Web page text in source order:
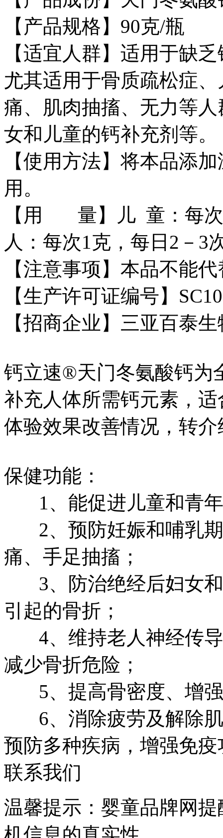
【产品规格】90克/瓶
【适宜人群】适用于缺
尤其适用于骨质疏松症
痛、肌肉抽搐、无力等
女和儿童的钙补充剂等。
【使用方法】将本品添
用。
【用 量】儿 童：每次
人：每次1克，每日2－3
【注意事项】本品不能
【生产许可证编号】
【招商企业】三亚百泰
钙立速®天门冬氨酸钙为
补充人体所需钙元素，
体验效果改善情况，转
保健功能：
1、能促进儿童和青
2、预防妊娠和哺乳期
痛、手足抽搐；
3、防治绝经后妇女和
引起的骨折；
4、维持老人神经传导
减少骨折危险；
5、提高骨密度、增
6、消除疲劳及解除肌
预防多种疾病，增强免疫
联系我们
温馨提示：婴童品牌网